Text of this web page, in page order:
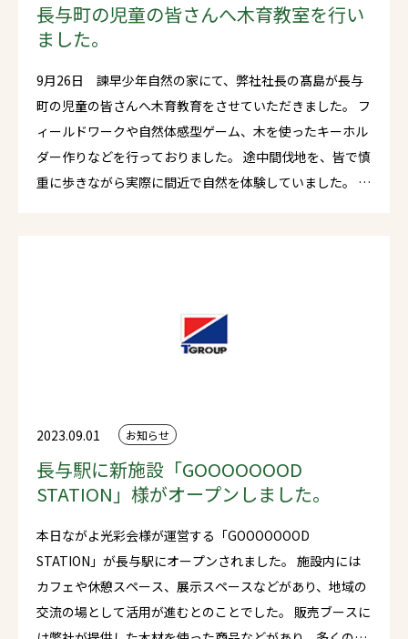
長与町の児童の皆さんへ木育教室を行い
ました。
9月26日 諫早少年自然の家にて、弊社社長の髙島が長与
町の児童の皆さんへ木育教育をさせていただきました。 フ
ィールドワークや自然体感型ゲーム、木を使ったキーホル
ダー作りなどを行っておりました。 途中間伐地を、皆で慎
重に歩きながら実際に間近で自然を体験していました。 ど
2023.09.01 お知らせ
長与駅に新施設「GOOOOOOOD
STATION」様がオープンしました。
本日ながよ光彩会様が運営する「GOOOOOOOD
STATION」が長与駅にオープンされました。 施設内には
カフェや休憩スペース、展示スペースなどがあり、地域の
交流の場として活用が進むとのことでした。 販売ブースに